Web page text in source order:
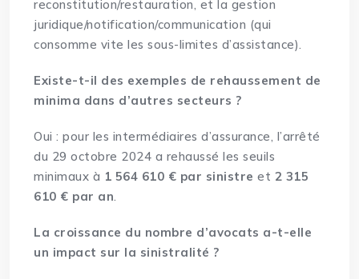
reconstitution/restauration, et la gestion
juridique/notification/communication (qui
consomme vite les sous-limites d’assistance).
Existe-t-il des exemples de rehaussement de
minima dans d’autres secteurs ?
Oui : pour les intermédiaires d’assurance, l’arrêté
du 29 octobre 2024 a rehaussé les seuils
minimaux à 1 564 610 € par sinistre et 2 315
610 € par an
La croissance du nombre d’avocats a-t-elle
un impact sur la sinistralité ?